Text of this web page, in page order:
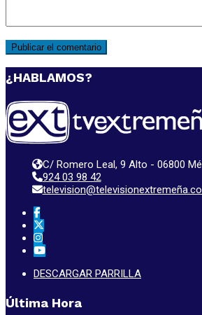
¿HABLAMOS?
C/ Romero Leal, 9 Alto - 06800
924 03 98 42
DESCARGAR PARRILLA
Última Hora